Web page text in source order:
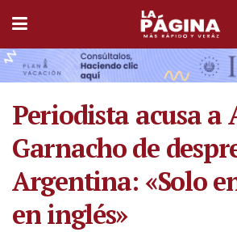
Periodista acusa a
Garnacho de
Argentina: «Solo
en inglés»